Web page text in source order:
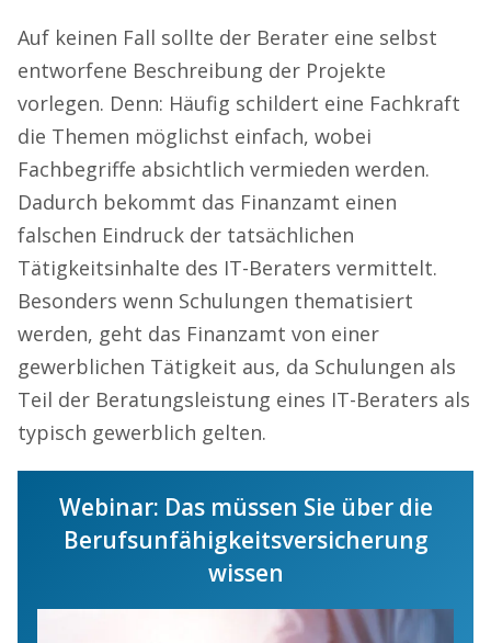
Auf keinen Fall sollte der Berater eine selbst
entworfene Beschreibung der Projekte
vorlegen. Denn: Häufig schildert eine Fachkraft
die Themen möglichst einfach, wobei
Fachbegriffe absichtlich vermieden werden.
Dadurch bekommt das Finanzamt einen
falschen Eindruck der tatsächlichen
Tätigkeitsinhalte des IT-Beraters vermittelt.
Besonders wenn Schulungen thematisiert
werden, geht das Finanzamt von einer
gewerblichen Tätigkeit aus, da Schulungen als
Teil der Beratungsleistung eines IT-Beraters als
typisch gewerblich gelten.
Webinar: Das müssen Sie über die
Berufsunfähigkeitsversicherung
wissen